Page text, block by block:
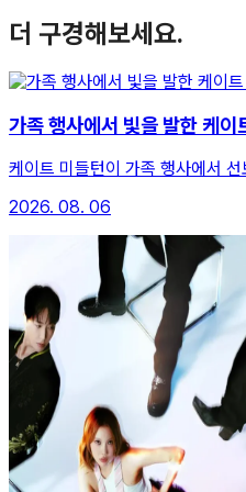
더 구경해보세요.
가족 행사에서 빛을 발한 케
케이트 미들턴이 가족 행사에서
2026. 08. 06